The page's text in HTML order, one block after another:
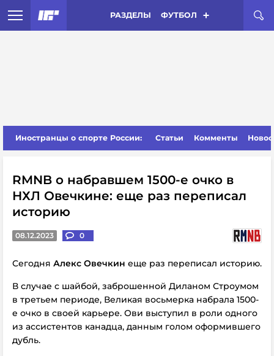
РАЗДЕЛЫ ФУТБОЛ
Иностранцы о спорте России: Статьи Комменты
RMNB о набравшем 1500-е очко в
НХЛ Овечкине: еще раз переписал
историю
08.12.2023 0
Сегодня Алекс Овечкин еще раз переписал историю.
В случае с шайбой, заброшенной Диланом Строумом
в третьем периоде, Великая восьмерка набрала 1500-
е очко в своей карьере. Ови выступил в роли одного
из ассистентов канадца, данным голом оформившего
дубль.